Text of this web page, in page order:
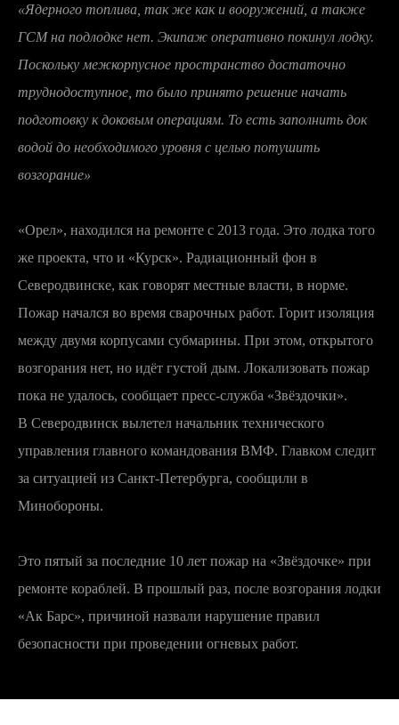
«Ядерного топлива, так же как и вооружений, а также
ГСМ на подлодке нет. Экипаж оперативно покинул лодку.
Поскольку межкорпусное пространство достаточно
труднодоступное, то было принято решение начать
подготовку к доковым операциям. То есть заполнить док
водой до необходимого уровня с целью потушить
возгорание»
«Орел», находился на ремонте с 2013 года. Это лодка того
же проекта, что и «Курск». Радиационный фон в
Северодвинске, как говорят местные власти, в норме.
Пожар начался во время сварочных работ. Горит изоляция
между двумя корпусами субмарины. При этом, открытого
возгорания нет, но идёт густой дым. Локализовать пожар
пока не удалось, сообщает пресс-служба «Звёздочки».
В Северодвинск вылетел начальник технического
управления главного командования ВМФ. Главком следит
за ситуацией из Санкт-Петербурга, сообщили в
Минобороны.
Это пятый за последние 10 лет пожар на «Звёздочке» при
ремонте кораблей. В прошлый раз, после возгорания лодки
«Ак Барс», причиной назвали нарушение правил
безопасности при проведении огневых работ.